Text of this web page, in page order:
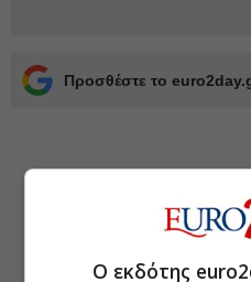
Προσθέστε το
Ο εκδότης